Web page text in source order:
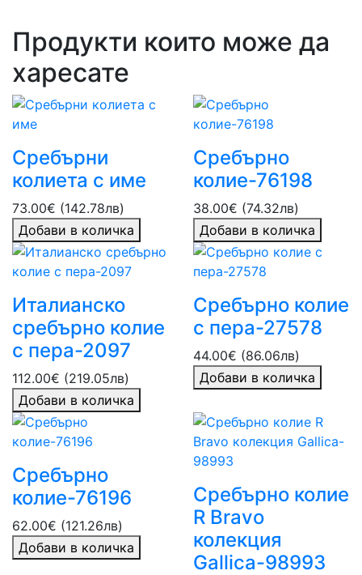
Продукти които може да
харесате
Сребърни
колиета с име
73.00€ (142.78лв)
Добави в количка
Сребърно
колие-76198
38.00€ (74.32лв)
Добави в количка
Италианско
сребърно колие
с пера-2097
112.00€ (219.05лв)
Добави в количка
Сребърно колие
с пера-27578
44.00€ (86.06лв)
Добави в количка
Сребърно
колие-76196
62.00€ (121.26лв)
Добави в количка
Сребърно колие
R Bravo
колекция
Gallica-98993